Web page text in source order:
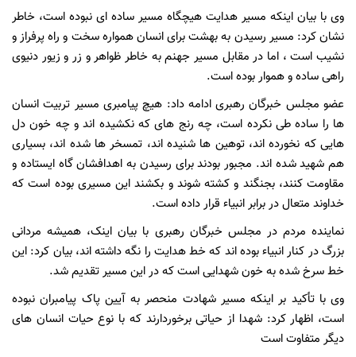
وی با بیان اینکه مسیر هدایت هیچگاه مسیر ساده ای نبوده است، خاطر
نشان کرد: مسیر رسیدن به بهشت برای انسان همواره سخت و راه پرفراز و
نشیب است ، اما در مقابل مسیر جهنم به خاطر ظواهر و زر و زیور دنیوی
راهی ساده و هموار بوده است.
عضو مجلس خبرگان رهبری ادامه داد: هیچ پیامبری مسیر تربیت انسان
ها را ساده طی نکرده است، چه رنج های که نکشیده اند و چه خون دل
هایی که نخورده اند، توهین ها شنیده اند، تمسخر ها شده اند، بسیاری
هم شهید شده اند. مجبور بودند برای رسیدن به اهدافشان گاه ایستاده و
مقاومت کنند، بجنگند و کشته شوند و بکشند این مسیری بوده است که
خداوند متعال در برابر انبیاء قرار داده است.
نماینده مردم در مجلس خبرگان رهبری با بیان اینک، همیشه مردانی
بزرگ در کنار انبیاء بوده اند که خط هدایت را نگه داشته اند، بیان کرد: این
خط سرخ شده به خون شهدایی است که در این مسیر تقدیم شد.
وی با تأکید بر اینکه مسیر شهادت منحصر به آیین پاک پیامبران نبوده
است، اظهار کرد: شهدا از حیاتی برخوردارند که با نوع حیات انسان های
دیگر متفاوت است